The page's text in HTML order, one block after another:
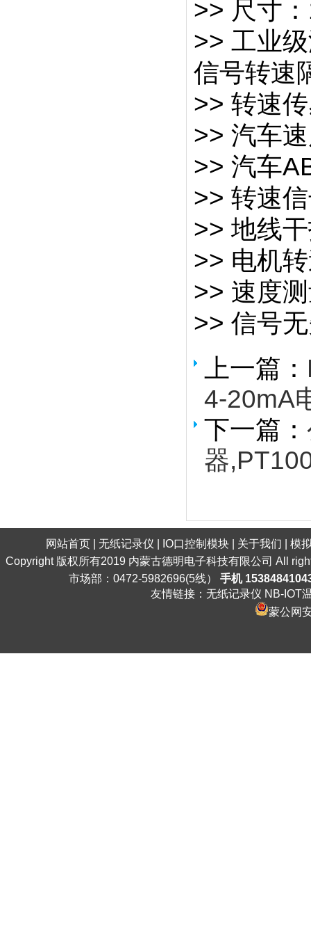
>> 尺寸
>> 工业
信号
>> 转速
>> 汽车
>> 汽车
>> 转速
>> 地线
>> 电机
>> 速度
>> 信号
上一篇：
4-20mA
下一篇：
器
网站首页 无纸记录仪 IO口控制模块 关于我们
模
Copyright 版权所有2019 内蒙古德明电子科技有限公司 All
市场部：0472-5982696(5线） 手机
友情链接： 无纸记录仪 NB-IOT
蒙公网